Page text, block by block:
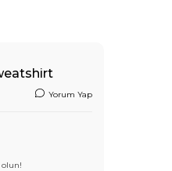
Yorum Yap
olun!